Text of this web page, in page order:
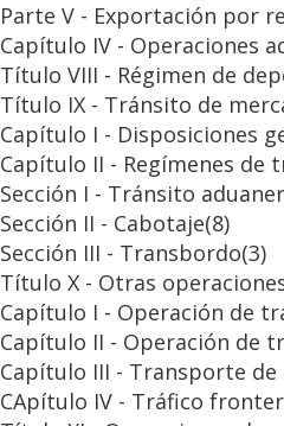
Parte V - Exportación por
Capítulo IV - Operaciones
Título VIII - Régimen de
Título IX - Tránsito de
Capítulo I - Disposiciones
Capítulo II - Regímenes de
Sección I - Tránsito
Sección II - Cabotaje(8)
Sección III - Transbordo(3)
Título X - Otras
Capítulo I - Operación de
Capítulo II - Operación de
Capítulo III - Transporte
CApítulo IV - Tráfico